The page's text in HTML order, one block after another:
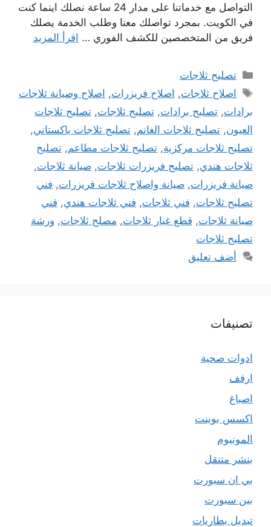
التواصل مع خدماتنا على مدار 24 ساعة نصلك اينما كنت
في الكويت. بمجرد تواصلك معنا وطلب الخدمة يصلك
فريق من المتخصصين للكشف الفوري … اقرأ المزيد
التصنيفات
تصليح ثلاجات
الوسوم
اصلاح ثلاجات, اصلاح فريزرات, اصلاح وصيانة ثلاجات
برادات, تصليح برادات, تصليح ثلاجات, تصليح ثلاجات
العيون, تصليح ثلاجات الغانم, تصليح ثلاجات باكستاني,
تصليح ثلاجات مركزية, تصليح ثلاجات مطاعم, تصليح
ثلاجات هندي, تصليح فريزرات ثلاجات, صيانة ثلاجات,
صيانة فريزرات, صيانة واصلاح ثلاجات فريزرات, فني
تصليح ثلاجات, فني ثلاجات, فني ثلاجات هندي, فني
صيانة ثلاجات, قطع غيار ثلاجات, مصلح ثلاجات, ورشة
تصليح ثلاجات
أضف تعليق
تصنيفات
ادوات صحية
ارفف
اصباغ
اكسس بوينت
المونيوم
بنشر متنقل
بي ان سبورت
بين سبورت
تبديل بطاريات